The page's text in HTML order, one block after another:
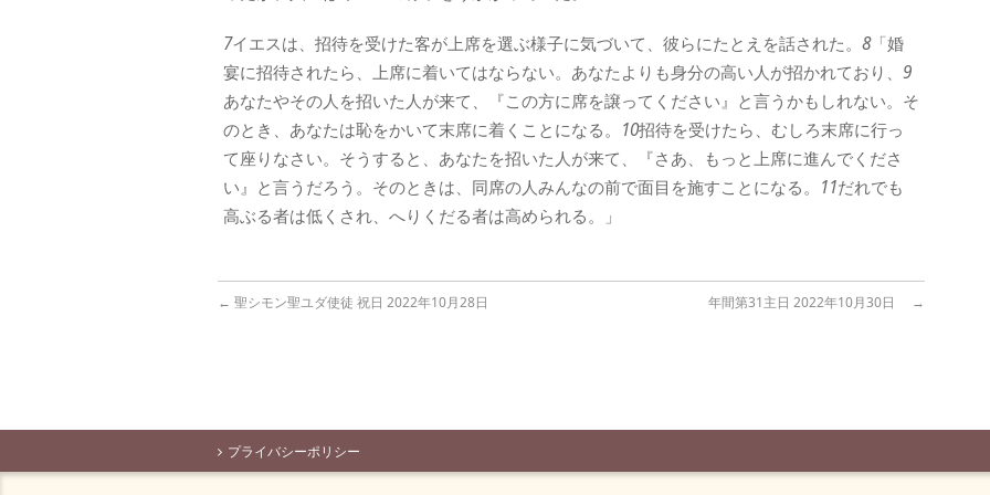
7イエスは、招待を受けた客が上席を選ぶ様子に気づいて、彼らにたとえを話された。 8「婚
宴に招待されたら、上席に着いてはならない。あなたよりも身分の高い人が招かれており、 9
あなたやその人を招いた人が来て、『この方に席を譲ってください』と言うかもしれない。そ
のとき、あなたは恥をかいて末席に着くことになる。 10招待を受けたら、むしろ末席に行っ
て座りなさい。そうすると、あなたを招いた人が来て、『さあ、もっと上席に進んでくださ
い』と言うだろう。そのときは、同席の人みんなの前で面目を施すことになる。 11だれでも
高ぶる者は低くされ、へりくだる者は高められる。」
← 聖シモン聖ユダ使徒 祝日 2022年10月28日 年間第31主日 2022年10月30日 →
プライバシーポリシー